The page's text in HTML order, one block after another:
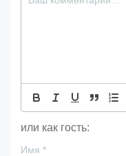
или как гость:
Имя *